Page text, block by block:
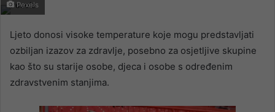
Pexels
Ljeto donosi visoke temperature koje mogu predstavljati
ozbiljan izazov za zdravlje, posebno za osjetljive skupine
kao što su starije osobe, djeca i osobe s određenim
zdravstvenim stanjima.